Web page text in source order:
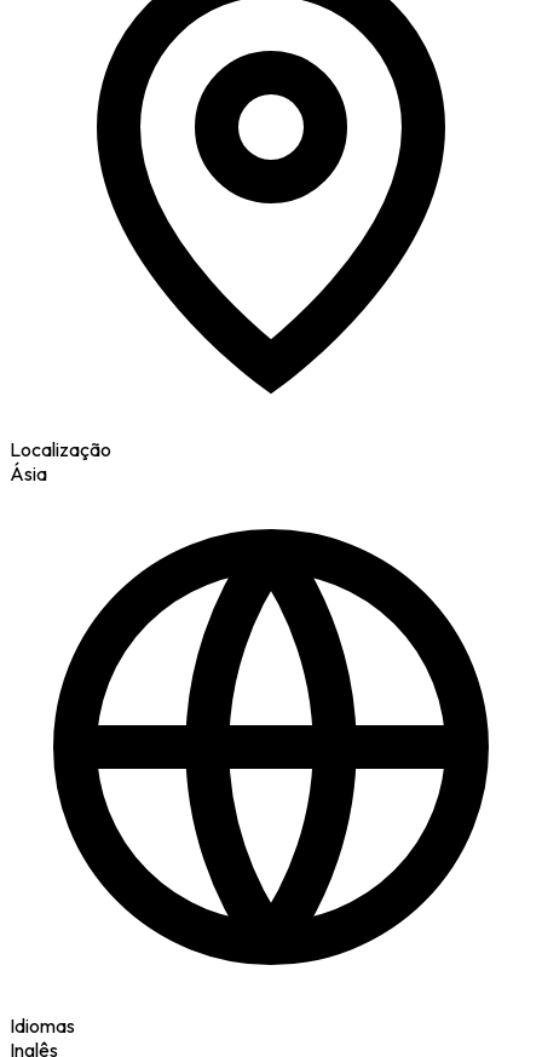
Localização
Ásia
Idiomas
Inglês